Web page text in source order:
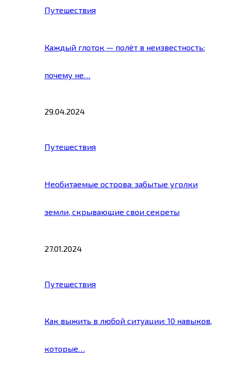
Путешествия
Каждый глоток — полёт в неизвестность:
почему не…
29.04.2024
Путешествия
Необитаемые острова: забытые уголки
земли, скрывающие свои секреты
27.01.2024
Путешествия
Как выжить в любой ситуации: 10 навыков,
которые…